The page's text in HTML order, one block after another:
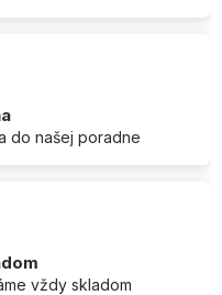
do našej poradne
vždy skladom